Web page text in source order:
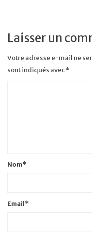
Laisser un
Votre adresse e-mail ne
sont indiqués avec*
Nom*
Email*